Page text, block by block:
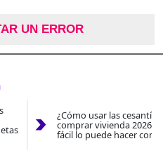
UN ERROR
¿Cómo usar las
comprar vivienda 2026?
fácil lo puede hacer con